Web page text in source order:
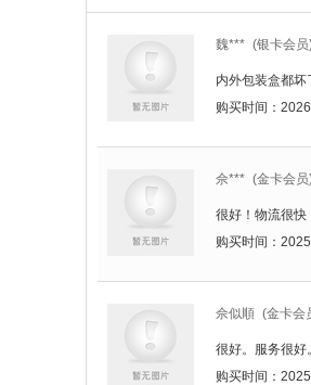
魏*** (银卡会员
内外包装盒都
购买时间：
佘*** (金卡会员
很好！物流很快
购买时间：
佘似順 (金卡会
很好。服务很好
购买时间：